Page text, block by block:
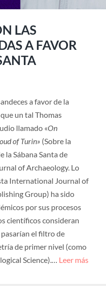
LAS
A FAVOR
a favor de la
un tal Thomas
llamado «On
of Turin» (Sobre la
la Sábana Santa de
of Archaeology. Lo
International Journal of
Group) ha sido
por sus procesos
científicos consideran
el filtro de
de primer nivel (como
Science).… Leer más